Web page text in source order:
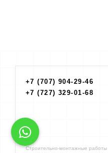
+7 (707) 904-29-46
+7 (727) 329-01-68
Строительно-монтажные